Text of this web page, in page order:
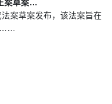
案草案…
案草案发布，该法案旨在
……